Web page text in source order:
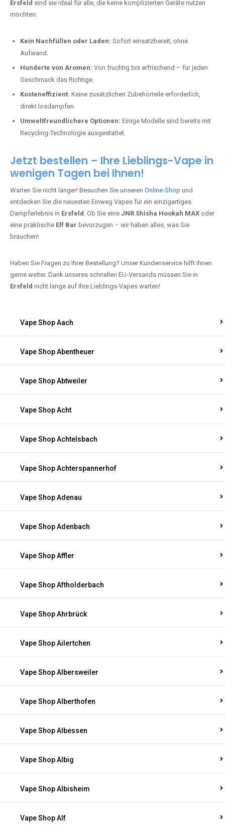
Ersfeld sind sie ideal für alle, die keine komplizierten Geräte nutzen
möchten:
Kein Nachfüllen oder Laden: Sofort einsatzbereit, ohne
Aufwand.
Hunderte von Aromen: Von fruchtig bis erfrischend – für jeden
Geschmack das Richtige.
Kosteneffizient: Keine zusätzlichen Zubehörteile erforderlich,
direkt losdampfen.
Umweltfreundlichere Optionen: Einige Modelle sind bereits mit
Recycling-Technologie ausgestattet.
Jetzt bestellen – Ihre Lieblings-Vape in
wenigen Tagen bei Ihnen!
Warten Sie nicht länger! Besuchen Sie unseren Online-Shop und
entdecken Sie die neuesten Einweg Vapes für ein einzigartiges
Dampferlebnis in Ersfeld . Ob Sie eine JNR Shisha Hookah MAX oder
eine praktische Elf Bar bevorzugen – wir haben alles, was Sie
brauchen!
Haben Sie Fragen zu Ihrer Bestellung? Unser Kundenservice hilft Ihnen
gerne weiter. Dank unseres schnellen EU-Versands müssen Sie in
Ersfeld nicht lange auf Ihre Lieblings-Vapes warten!
Vape Shop Aach
Vape Shop Abentheuer
Vape Shop Abtweiler
Vape Shop Acht
Vape Shop Achtelsbach
Vape Shop Achterspannerhof
Vape Shop Adenau
Vape Shop Adenbach
Vape Shop Affler
Vape Shop Aftholderbach
Vape Shop Ahrbrück
Vape Shop Ailertchen
Vape Shop Albersweiler
Vape Shop Alberthofen
Vape Shop Albessen
Vape Shop Albig
Vape Shop Albisheim
Vape Shop Alf